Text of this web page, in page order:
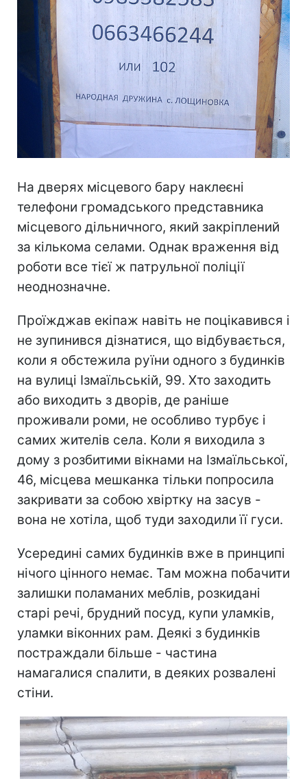
На дверях місцевого бару наклеєні
телефони громадського представника
місцевого дільничного, який закріплений
за кількома селами. Однак враження від
роботи все тієї ж патрульної поліції
неоднозначне.
Проїжджав екіпаж навіть не поцікавився і
не зупинився дізнатися, що відбувається,
коли я обстежила руїни одного з будинків
на вулиці Ізмаїльській, 99. Хто заходить
або виходить з дворів, де раніше
проживали роми, не особливо турбує і
самих жителів села. Коли я виходила з
дому з розбитими вікнами на Ізмаїльської,
46, місцева мешканка тільки попросила
закривати за собою хвіртку на засув -
вона не хотіла, щоб туди заходили її гуси.
Усередині самих будинків вже в принципі
нічого цінного немає. Там можна побачити
залишки поламаних меблів, розкидані
старі речі, брудний посуд, купи уламків,
уламки віконних рам. Деякі з будинків
постраждали більше - частина
намагалися спалити, в деяких розвалені
стіни.